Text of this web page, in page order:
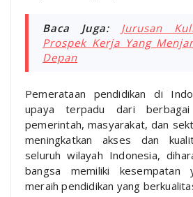
Baca Juga: Jurusan
Prospek Kerja Yang
Depan
Pemerataan pendidikan di
upaya terpadu dari
pemerintah, masyarakat, dan
meningkatkan akses dan
seluruh wilayah Indonesia,
bangsa memiliki kesempatan
meraih pendidikan yang